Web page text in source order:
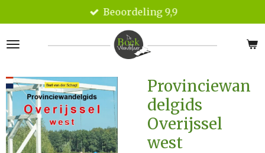
direct
naar
Beoordeling 9,9
Provinciewan
delgids
Overijssel
west